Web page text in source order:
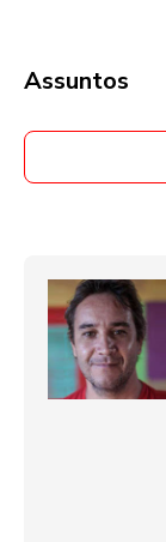
Assuntos